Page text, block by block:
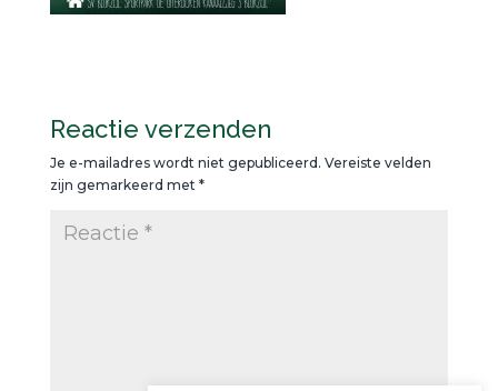
Reactie verzenden
Je e-mailadres wordt niet gepubliceerd. Vereiste velden
zijn gemarkeerd met *